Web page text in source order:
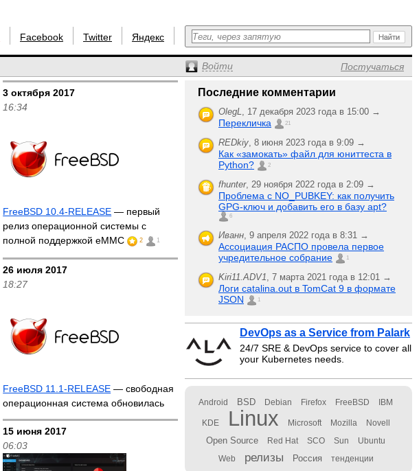
Facebook Twitter Яндекс
Войти Постучаться
3 октября 2017
16:34
FreeBSD 10.4-RELEASE — первый
релиз операционной системы с
полной поддержкой eMMC
2 1
26 июля 2017
18:27
FreeBSD 11.1-RELEASE — свободная
операционная система обновилась
15 июня 2017
06:03
Последние комментарии
OlegL, 17 декабря 2023 года в 15:00 →
Перекличка 21
REDkiy, 8 июня 2023 года в 9:09 →
Как «замокать» файл для юниттеста в
Python?
2
fhunter, 29 ноября 2022 года в 2:09 →
Проблема с NO_PUBKEY: как получить
GPG-ключ и добавить его в базу apt?
6
Иванн, 9 апреля 2022 года в 8:31 →
Ассоциация РАСПО провела первое
учредительное собрание
1
Kiri11.ADV1, 7 марта 2021 года в 12:01 →
Логи catalina.out в TomCat 9 в формате
JSON
1
DevOps as a Service from Palark
24/7 SRE & DevOps service to cover all
your Kubernetes needs.
Android BSD Debian Firefox FreeBSD IBM
KDE Linux Microsoft Mozilla Novell
Open Source Red Hat SCO Sun Ubuntu
Web релизы Россия тенденции